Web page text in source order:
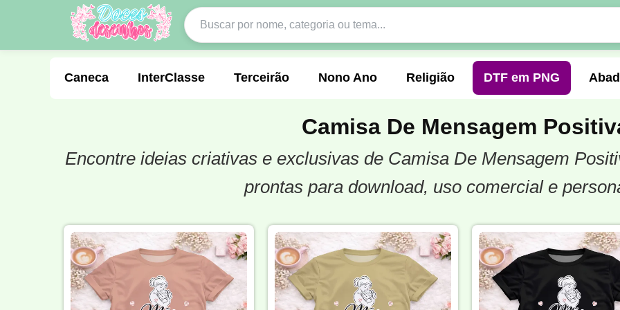
Caneca InterClasse Terceirão Nono Ano Religião DTF em PNG
Molde de Costura Professora Fonte Formandos Profissão Festa Junina
Natalina Agro Uniforme
Motocross Ciclismo Nail Designer Pedagogia Biologia Geografia
Língua Portuguesa
Camisa De Mensagem
Encontre ideias criativas e exclusivas de Camisa De Mensagem
prontas para download, uso comercial e